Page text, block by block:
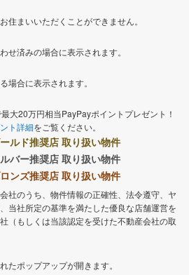
住まいいただくことができません。
せ済みの場合に表示されます。
場合に表示されます。
大20万円相当PayPayポイントプレゼント！
ト詳細をご覧ください。
ルド推奨店 取り扱い物件
バー推奨店 取り扱い物件
ンズ推奨店 取り扱い物件
社のうち、物件情報の正確性、法令遵守、ヤ
当社所定の基準を満たした優良な店舗運営を
（もしくは当該認定を受けた不動産会社の取
たポップアップが開きます。